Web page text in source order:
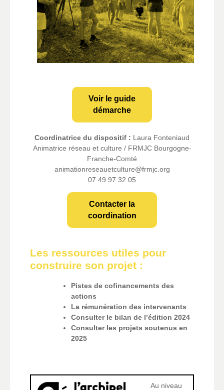
Voir le guide
démarche
Coordinatrice du dispositif : Laura Fonteniaud
Animatrice réseau et culture / FRMJC Bourgogne-
Franche-Comté
animationreseauetculture@frmjc.org
07 49 97 32 05
Contacter la
coordination
Les ressources utiles pour
construire son projet :
Pistes de cofinancements des
actions
La rémunération des intervenants
Consulter le bilan de l’édition 2024
Consulter les projets soutenus en
2025
Au niveau